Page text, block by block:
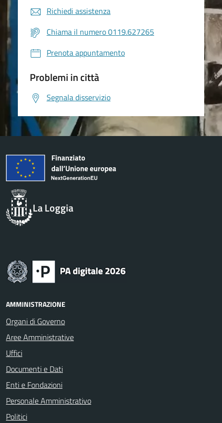
Richiedi assistenza
Chiama il numero 0119.627265
Prenota appuntamento
Problemi in città
Segnala disservizio
La Loggia
AMMINISTRAZIONE
Organi di Governo
Aree Amministrative
Uffici
Documenti e Dati
Enti e Fondazioni
Personale Amministrativo
Politici